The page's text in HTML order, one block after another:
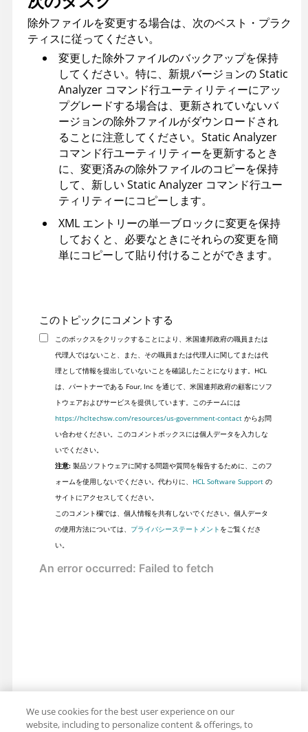
除外ファイルを変更する場合は、次のベスト・プラク
ティスに従ってください。
変更した除外ファイルのバックアップを保持
してください。特に、新規バージョンのStatic
Analyzer コマンド行ユーティリティーにアッ
プグレードする場合は、更新されていないバ
ージョンの除外ファイルがダウンロードされ
ることに注意してください。 Static Analyzer
コマンド行ユーティリティーを更新するとき
に、変更済みの除外ファイルのコピーを保持
して、新しい Static Analyzer コマンド行ユー
ティリティーにコピーします。
XML エントリーの単一ブロックに変更を保持
しておくと、必要なときにそれらの変更を簡
単にコピーして貼り付けることができます。
このトピックにコメントする
このボックスをクリックすることにより、米国連邦政府の職員または
代理人ではないこと、また、その職員または代理人に関してまたは代
理として情報を提出していないことを確認したことになります。HCL
は、パートナーである Four, Inc を通じて、米国連邦政府の顧客にソフ
トウェアおよびサービスを提供しています。このチームには
https://hcltechsw.com/resources/us-government-contactからお問
い合わせください。このコメントボックスには個人データを入力しな
いでください。
注意:製品ソフトウェアに関する問題や質問を報告するために、このフ
ォームを使用しないでください。代わりに、 HCL Software Supportの
サイトにアクセスしてください。
このコメント欄では、個人情報を共有しないでください。個人データ
の使用方法については、 プライバシーステートメント をご覧くださ
い。
We use cookies for the best user experience on our
website, including to personalize content & offerings, to